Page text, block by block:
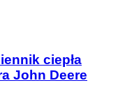
ciepła
John Deere